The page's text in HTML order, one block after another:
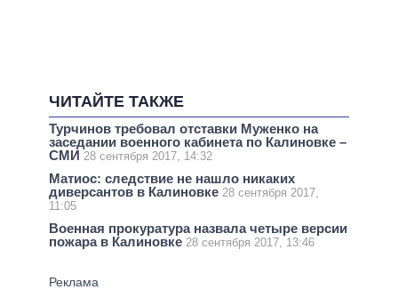
ЧИТАЙТЕ ТАКЖЕ
Турчинов требовал отставки Муженко на
заседании военного кабинета по Калиновке –
СМИ 28 сентября 2017, 14:32
Матиос: следствие не нашло никаких
диверсантов в Калиновке 28 сентября 2017,
11:05
Военная прокуратура назвала четыре версии
пожара в Калиновке 28 сентября 2017, 13:46